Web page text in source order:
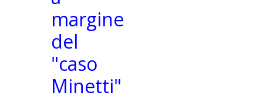
margine
del
"caso
Minetti"